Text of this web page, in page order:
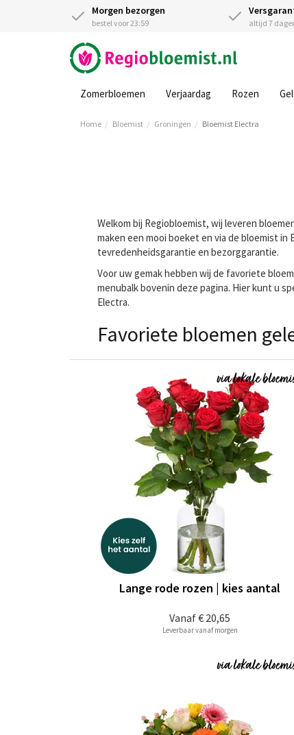
Morgen bezorgen
bestel voor 23:59 altijd 7
Zomerbloemen Verjaardag Rozen
Home Bloemist Groningen Bloemist Electra
Welkom bij Regiobloemist, wij leveren
maken een mooi boeket en via de bloemist
tevredenheidsgarantie en bezorggarantie.
Voor uw gemak hebben wij de favoriete
menubalk bovenin deze pagina. Hier kunt u
Electra.
Favoriete bloemen
Vanaf€ 20,65
Lange rode rozen | kies aantal
Leverbaar vanaf morgen